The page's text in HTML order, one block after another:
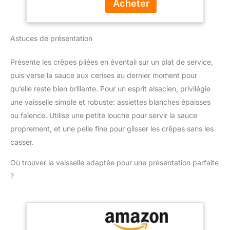
l'Europe. Nous offrons
client professionnel.
Accessoire polyvalent
inclus : Le mixeur est
ingrédients, simplifiant la
préparation des repas
Contenu de la livraison :
Mixeur plongeant
vitesses et gobelet
doseur
effort, tout cela en
évite les éclaboussures
et les dégâts, pour une
expérience plus propre et
plus agréable DESIGN
CONFORTABLE : Une
poignée ergonomique
avec une prise en main
plus confortable, idéal
pour une utilisation
garantissent des
performances durables
REPARABILITE 15 ANS
Astuces de présentation
Présente les crêpes pliées en éventail sur un plat de service,
puis verse la sauce aux cerises au dernier moment pour
qu’elle reste bien brillante. Pour un esprit alsacien, privilégie
une vaisselle simple et robuste: assiettes blanches épaisses
ou faïence. Utilise une petite louche pour servir la sauce
proprement, et une pelle fine pour glisser les crêpes sans les
casser.
Où trouver la vaisselle adaptée pour une présentation parfaite
?